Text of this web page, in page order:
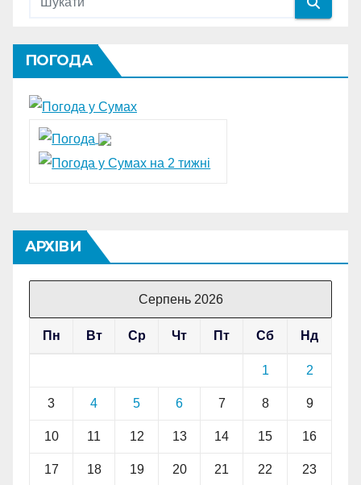
ПОГОДА
АРХІВИ
Серпень 2026
Пн Вт Ср Чт Пт Сб Нд
1 2
3 4 5 6 7 8 9
10 11 12 13 14 15 16
17 18 19 20 21 22 23